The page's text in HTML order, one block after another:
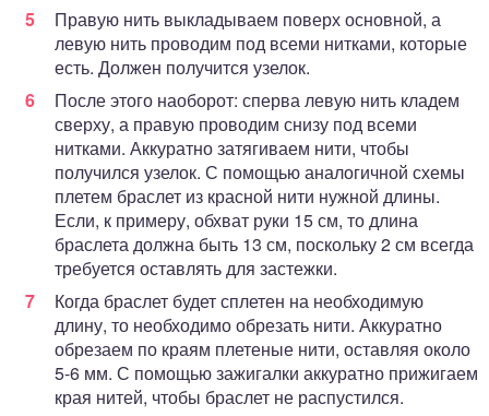
Правую нить выкладываем поверх основной, а
левую нить проводим под всеми нитками, которые
есть. Должен получится узелок.
После этого наоборот: сперва левую нить кладем
сверху, а правую проводим снизу под всеми
нитками. Аккуратно затягиваем нити, чтобы
получился узелок. С помощью аналогичной схемы
плетем браслет из красной нити нужной длины.
Если, к примеру, обхват руки 15 см, то длина
браслета должна быть 13 см, поскольку 2 см всегда
требуется оставлять для застежки.
Когда браслет будет сплетен на необходимую
длину, то необходимо обрезать нити. Аккуратно
обрезаем по краям плетеные нити, оставляя около
5-6 мм. С помощью зажигалки аккуратно прижигаем
края нитей, чтобы браслет не распустился.